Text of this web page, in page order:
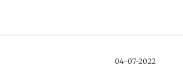
04-07-2022